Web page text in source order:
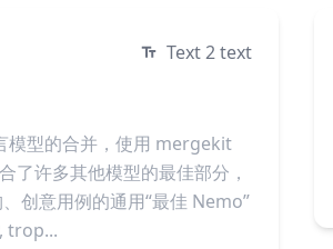
Text 2 text
模型的合并，使用 mergekit
了许多其他模型的最佳部分，
创意用例的通用“最佳 Nemo”
trop...